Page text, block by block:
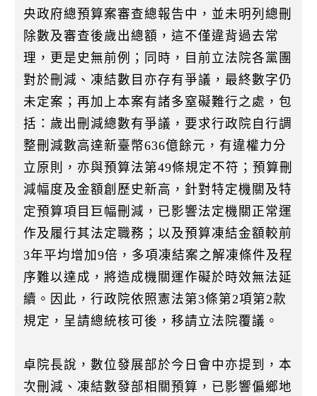
央政府總預算案審查總報告中，並未明列總刪
除數及審查後歲出總額，這不僅違背過去常
理，更是史無前例；同時，目前立法院各黨團
對於刪減、凍結數目亦存有爭議，最終數字仍
未定案；再加上本案有諸多窒礙難行之處，包
括：歲出刪減總數有爭議，要求行政院自行調
整刪減數高達新臺幣636億餘元，有違權力分
立原則，亦與預算法第49條規定不符；預算刪
減幅度及金額創歷史新高，針對特定機關及特
定預算項目巨幅刪減，已影響法定機關正常運
作及履行其法定職務；以及預算凍結金額較前
3年平均增加9倍，多項凍結案之解凍條件及程
序難以達成，將造成機關運作礙於時效無法延
續。因此，行政院依照憲法第3條第2項第2款
規定，呈請總統核可後，移請立法院覆議。
卓院長說，數位發展部於今日會中亦提到，本
次刪減、凍結數發部相關預算，已影響偏鄉地